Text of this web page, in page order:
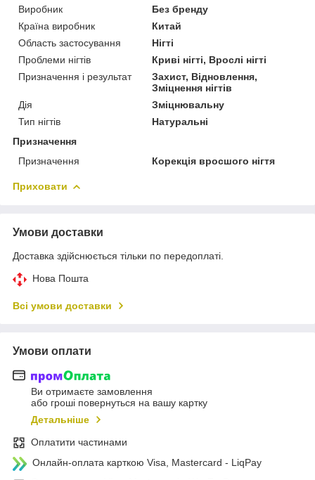
Виробник
Без бренду
Країна виробник
Китай
Область застосування
Нігті
Проблеми нігтів
Криві нігті, Врослі нігті
Призначення і результат
Захист, Відновлення,
Зміцнення нігтів
Дія
Зміцнювальну
Тип нігтів
Натуральні
Призначення
Призначення
Корекція вросшого нігтя
Приховати
Умови доставки
Доставка здійснюється тільки по передоплаті.
Нова Пошта
Всі умови доставки
Умови оплати
Ви отримаєте замовлення
або гроші повернуться на вашу картку
Детальніше
Оплатити частинами
Онлайн-оплата карткою Visa, Mastercard - LiqPay